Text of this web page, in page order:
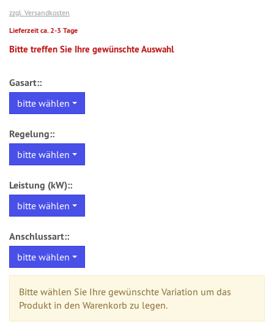
zzgl. Versandkosten
Lieferzeit ca. 2-3 Tage
Bitte treffen Sie Ihre gewünschte Auswahl
Gasart::
bitte wählen
Regelung::
bitte wählen
Leistung (kW)::
bitte wählen
Anschlussart::
bitte wählen
Bitte wählen Sie Ihre gewünschte Variation um das
Produkt in den Warenkorb zu legen.